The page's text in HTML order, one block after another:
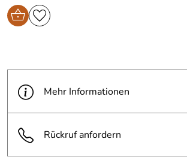
Mehr Informationen
Rückruf anfordern